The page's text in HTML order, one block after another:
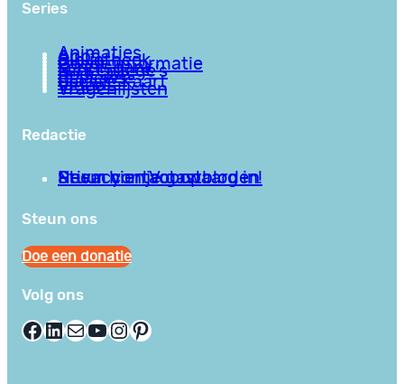
Series
Animaties
Apps
Bibliotheek
Goede informatie
Kennisbank
Mini college’s
Podcasts
Reviews
Sociale Kaart
Video’s
Vragenlijsten
Redactie
Privacy en Voorwaarden
Stuur hier je gastblog in!
Neem contact op
Steun ons
Doe een donatie
Volg ons
Facebook LinkedIn E-mail YouTube InstagramPinterest